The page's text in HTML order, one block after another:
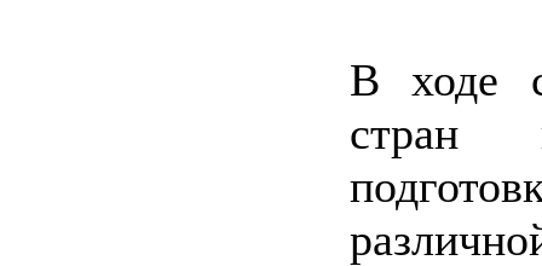
В ходе
стран